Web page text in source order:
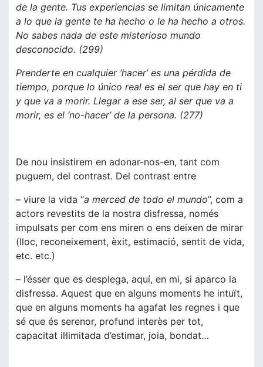
de la gente. Tus experiencias se limitan únicamente
a lo que la gente te ha hecho o le ha hecho a otros.
No sabes nada de este misterioso mundo
desconocido. (299)
Prenderte en cualquier ‘hacer’ es una pérdida de
tiempo, porque lo único real es el ser que hay en ti
y que va a morir. Llegar a ese ser, al ser que va a
morir, es el ‘no-hacer’ de la persona. (277)
De nou insistirem en adonar-nos-en, tant com
puguem, del contrast. Del contrast entre
– viure la vida “a merced de todo el mundo”, com a
actors revestits de la nostra disfressa, només
impulsats per com ens miren o ens deixen de mirar
(lloc, reconeixement, èxit, estimació, sentit de vida,
etc. etc.)
– l’ésser que es desplega, aquí, en mi, si aparco la
disfressa. Aquest que en alguns moments he intuït,
que en alguns moments ha agafat les regnes i que
sé que és serenor, profund interès per tot,
capacitat il·limitada d’estimar, joia, bondat…